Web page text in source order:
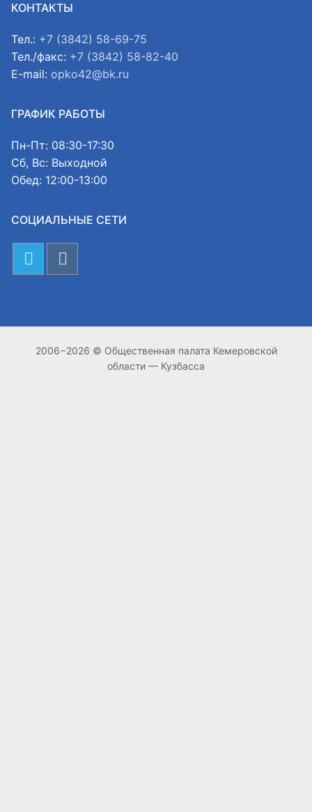
КОНТАКТЫ
Тел.: +7 (3842) 58-69-75
Тел./факс: +7 (3842) 58-82-40
E-mail: opko42@bk.ru
ГРАФИК РАБОТЫ
Пн-Пт: 08:30-17:30
Сб, Вс: Выходной
Обед: 12:00-13:00
СОЦИАЛЬНЫЕ СЕТИ
2006−2026 © Общественная палата Кемеровской
области — Кузбасса